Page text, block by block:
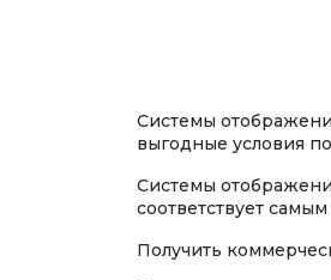
Системы
выгодные условия
Системы
соответствует
Получить